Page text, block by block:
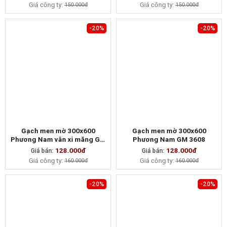
Giá công ty:150.000đ Giá công ty:150.000đ
-20%
MUA NGAY
Gạch men mờ 300x600
Phương Nam vân xi măng GM
3609
Giá bán: 128.000đ
Giá công ty:160.000đ
-20%
MUA NGAY
Gạch men mờ 300x600
Phương Nam GM 3608
Giá bán: 128.000đ
Giá công ty:160.000đ
-20% -20%